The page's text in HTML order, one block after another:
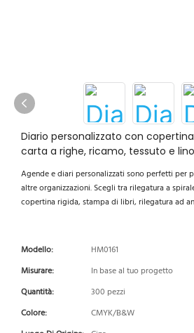
Diario personalizzato con
carta a righe, ricamo, tessuto e
Agende e diari personalizzati sono perfetti per
altre organizzazioni. Scegli tra rilegatura a
copertina rigida, stampa di libri, rilegatura ad
Modello:
HM0161
Misurare:
In base al tuo progetto
Quantità:
300 pezzi
Colore:
CMYK/B&W